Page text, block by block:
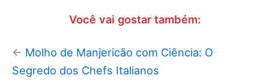
Você vai gostar também:
← Molho de Manjericão com Ciência: O
Segredo dos Chefs Italianos